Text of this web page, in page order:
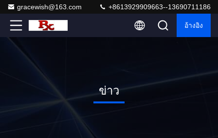
gracewish@163.com +8613929909663--13690711186
อ้างอิง
ข่าว